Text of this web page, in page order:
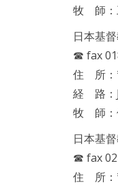
牧 師：
日本基
☎ fax
住 所：
経 路：
牧 師
日本基
☎ fax
住 所：